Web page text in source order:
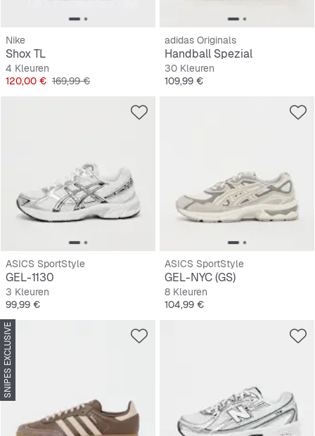
Nike
Shox TL
4 Kleuren
Prijs
120,00 € Originele Prijs
169,99 €
adidas Originals
Handball Spezial
30 Kleuren
Prijs
109,99 €
ASICS SportStyle
GEL-1130
3 Kleuren
Prijs
99,99 €
ASICS SportStyle
GEL-NYC (GS)
8 Kleuren
Prijs
104,99 €
SNIPES EXCLUSIVE